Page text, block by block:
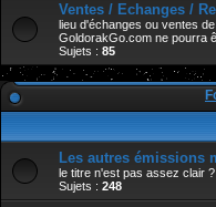
Ventes / Echanges /
lieu d'échanges ou ventes
GoldorakGo.com ne pourra
Sujets : 85
Les autres émissions
le titre n'est pas assez clair ?
Sujets : 248